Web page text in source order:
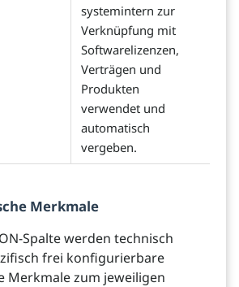
systemintern zur
Verknüpfung mit
Softwarelizenzen,
Verträgen und
Produkten
verwendet und
automatisch
vergeben.
Merkmale
Spalte werden technisch
frei konfigurierbare
Merkmale zum jeweiligen